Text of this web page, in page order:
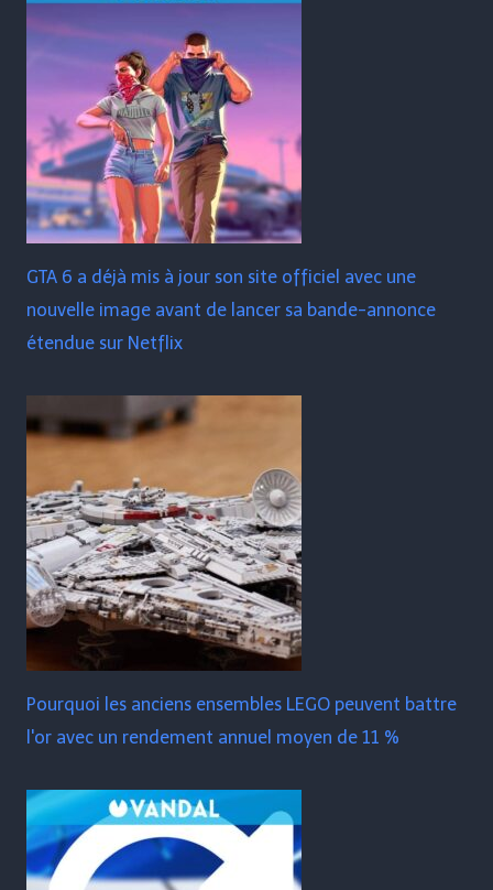
GTA 6 a déjà mis à jour son site officiel avec une
nouvelle image avant de lancer sa bande-annonce
étendue sur Netflix
Pourquoi les anciens ensembles LEGO peuvent battre
l'or avec un rendement annuel moyen de 11 %